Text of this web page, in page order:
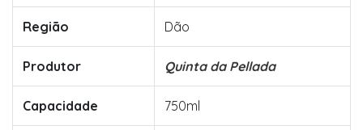
Região Dão
Produtor Quinta da Pellada
Capacidade 750ml